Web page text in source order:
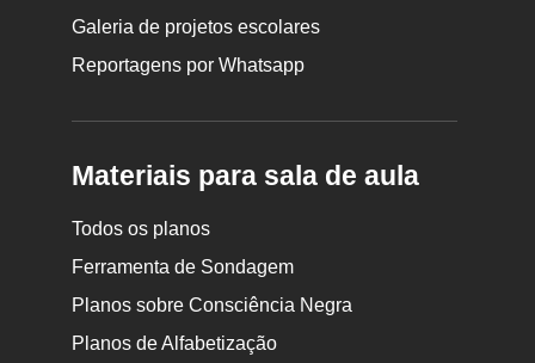
Galeria de projetos escolares
Reportagens por Whatsapp
Materiais para sala de aula
Todos os planos
Ferramenta de Sondagem
Planos sobre Consciência Negra
Planos de Alfabetização